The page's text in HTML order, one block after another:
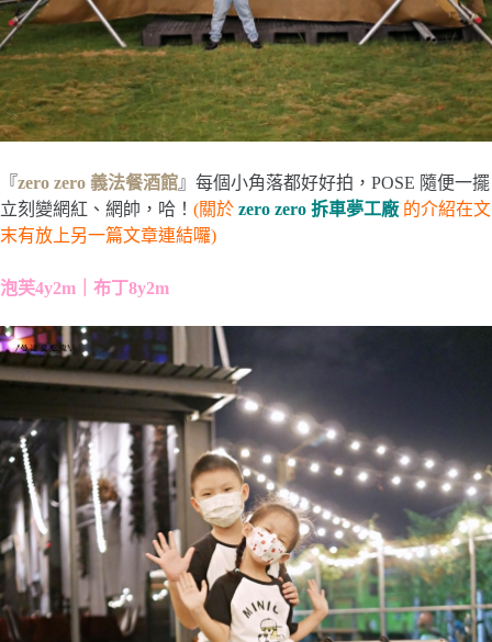
『zero zero 義法餐酒館』每個小角落都好好拍，POSE 隨便一擺
立刻變網紅、網帥，哈！ (關於 zero zero 拆車夢工廠 的介紹在文
末有放上另一篇文章連結囉)
泡芙4y2m｜布丁8y2m